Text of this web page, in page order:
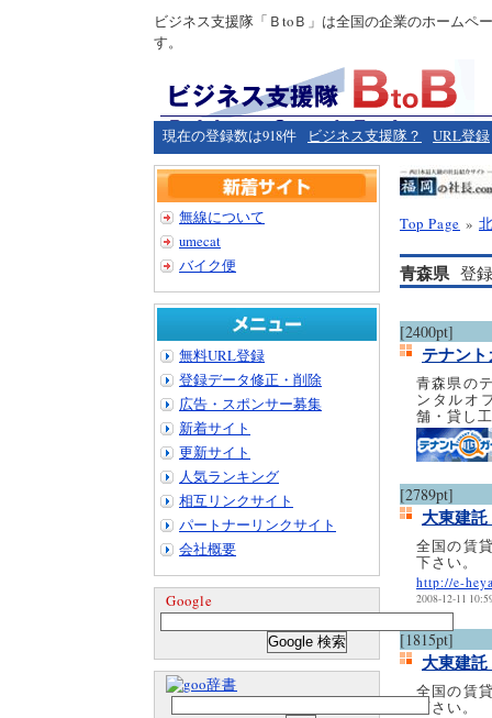
ビジネス支援隊「ＢtoＢ」は全国の企業のホームペ
す。
現在の登録数は918件 ビジネス支援隊？ URL登録
Top Page »
青森県登録
[2400pt]
テナン
青森県の
ンタルオ
舗・貸し
[2789pt]
大東建
全国の賃
下さい。
http://e-
2008-12-11
[1815pt]
大東建
全国の賃
下さい。
無線について
umecat
バイク便
無料URL登録
登録データ修正・削除
広告・スポンサー募集
新着サイト
更新サイト
人気ランキング
相互リンクサイト
パートナーリンクサイト
会社概要
Google
辞書